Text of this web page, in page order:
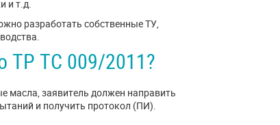
и т.д.
разработать собственные ТУ,
ТР ТС 009/2011?
масла, заявитель должен направить
и получить протокол (ПИ).